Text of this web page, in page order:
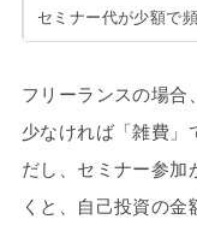
セミナー代が少額で
フリーランスの場合
少なければ「雑費」
だし、セミナー参加
くと、自己投資の金